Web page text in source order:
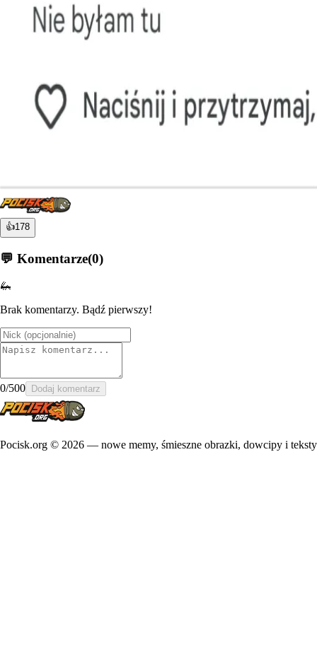
👍178
💬 Komentarze(0)
🦗
Brak komentarzy. Bądź pierwszy!
0/500 Dodaj komentarz
Pocisk.org © 2026 — nowe memy, śmieszne obrazki, dowcipy i teksty